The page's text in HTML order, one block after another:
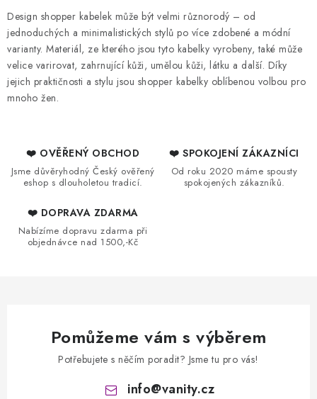
v
ý
p
i
s
í
Design shopper kabelek může být velmi různorodý – od
jednoduchých a minimalistických stylů po více zdobené a módní
varianty. Materiál, ze kterého jsou tyto kabelky vyrobeny, také může
velice varirovat, zahrnující kůži, umělou kůži, látku a další. Díky
jejich praktičnosti a stylu jsou shopper kabelky oblíbenou volbou pro
mnoho žen.
❤️ OVĚŘENÝ OBCHOD
Jsme důvěryhodný Český ověřený
eshop s dlouholetou tradicí.
❤️ SPOKOJENÍ ZÁKAZNÍCI
Od roku 2020 máme spousty
spokojených zákazníků.
❤️ DOPRAVA ZDARMA
Nabízíme dopravu zdarma při
objednávce nad 1500,-Kč
Pomůžeme vám s výběrem
Potřebujete s něčím poradit? Jsme tu pro vás!
info@vanity.cz